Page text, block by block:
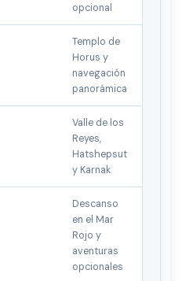
opcional
Templo de
Horus y
navegación
panorámica
Valle de los
Reyes,
Hatshepsut
y Karnak
Descanso
en el Mar
Rojo y
aventuras
opcionales